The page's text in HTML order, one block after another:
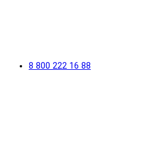
8 800 222 16 88